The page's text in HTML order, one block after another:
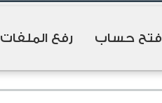
فتح حساب رفع الملفات